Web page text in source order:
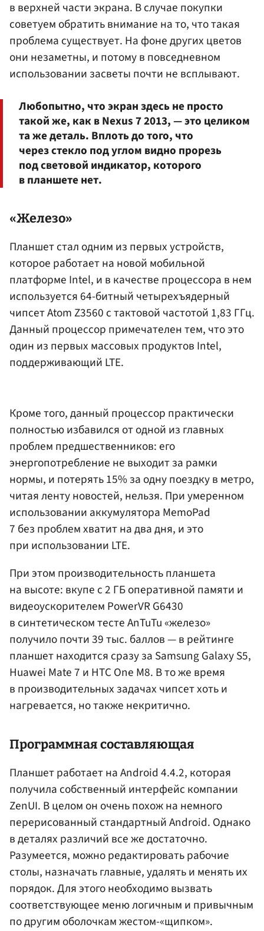
в верхней части экрана. В случае покупки
советуем обратить внимание на то, что такая
проблема существует. На фоне других цветов
они незаметны, и потому в повседневном
использовании засветы почти не всплывают.
Любопытно, что экран здесь не просто
такой же, как в Nexus 7 2013, — это целиком
та же деталь. Вплоть до того, что
через стекло под углом видно прорезь
под световой индикатор, которого
в планшете нет.
«Железо»
Планшет стал одним из первых устройств,
которое работает на новой мобильной
платформе Intel, и в качестве процессора в нем
используется 64-битный четырехъядерный
чипсет Atom Z3560 с тактовой частотой 1,83 ГГц.
Данный процессор примечателен тем, что это
один из первых массовых продуктов Intel,
поддерживающий LTE.
Кроме того, данный процессор практически
полностью избавился от одной из главных
проблем предшественников: его
энергопотребление не выходит за рамки
нормы, и потерять 15% за одну поездку в метро,
читая ленту новостей, нельзя. При умеренном
использовании аккумулятора MemoPad
7 без проблем хватит на два дня, и это
при использовании LTE.
При этом производительность планшета
на высоте: вкупе с 2 ГБ оперативной памяти и
видеоускорителем PowerVR G6430
в синтетическом тесте AnTuTu «железо»
получило почти 39 тыс. баллов — в рейтинге
планшет находится сразу за Samsung Galaxy S5,
Huawei Mate 7 и HTC One M8. В то же время
в производительных задачах чипсет хоть и
нагревается, но также некритично.
Программная составляющая
Планшет работает на Android 4.4.2, которая
получила собственный интерфейс компании
ZenUI. В целом он очень похож на немного
перерисованный стандартный Android. Однако
в деталях различий все же достаточно.
Разумеется, можно редактировать рабочие
столы, назначать главные, удалять и менять их
порядок. Для этого необходимо вызвать
соответствующее меню логичным и привычным
по другим оболочкам жестом-«щипком».